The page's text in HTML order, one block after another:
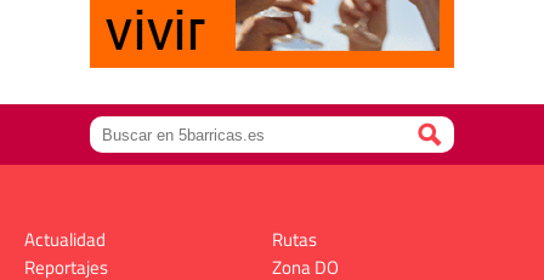
Actualidad
Reportajes
Rutas
Zona DO